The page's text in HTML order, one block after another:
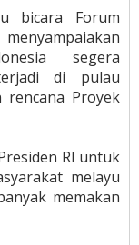
bicara Forum
segera
di pulau
rencana Proyek
RI untuk
melayu
memakan